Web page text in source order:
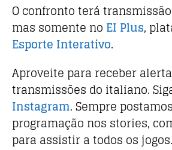
O confronto terá
mas somente no EI Plus,
Esporte Interativo.
Aproveite para receber
transmissões do italiano.
Instagram. Sempre
programação nos stories,
para assistir a todos os jogos.